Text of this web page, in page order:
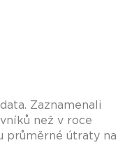
Zaznamenali
než v roce
průměrné útraty na